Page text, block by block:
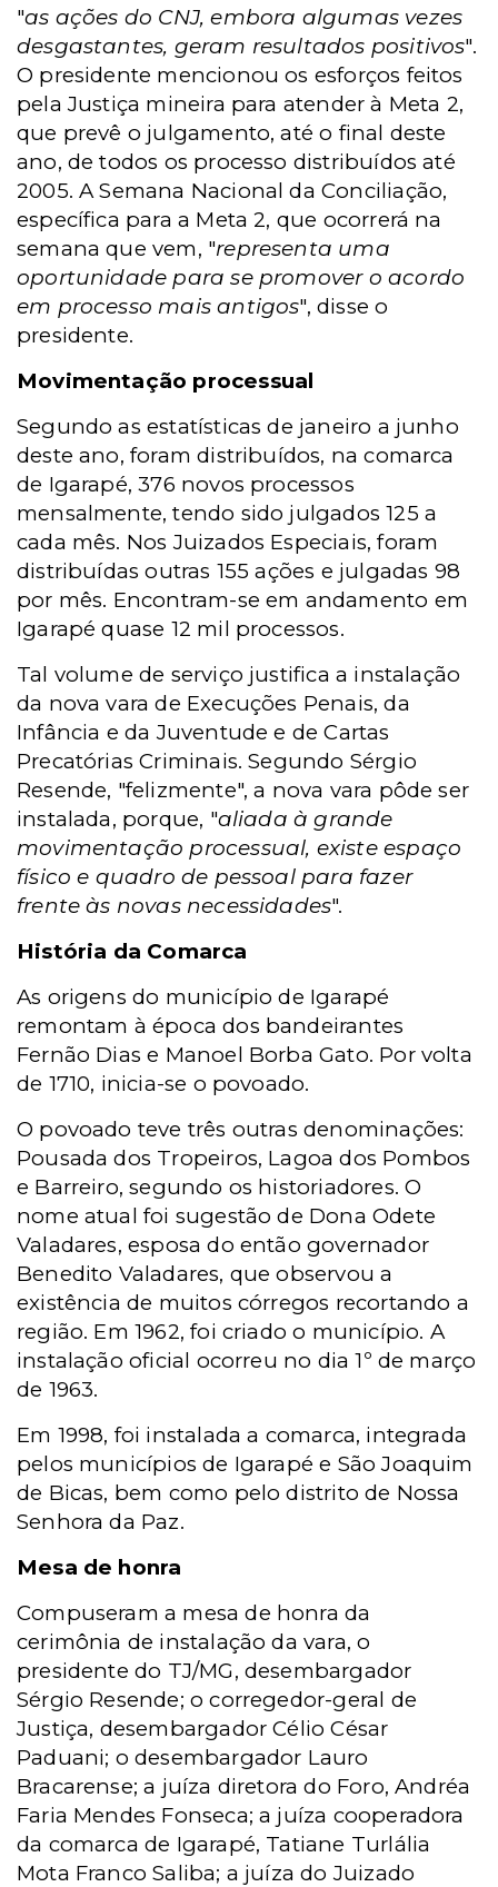
"as ações do CNJ, embora algumas vezes
desgastantes, geram resultados positivos".
O presidente mencionou os esforços feitos
pela Justiça mineira para atender à Meta 2,
que prevê o julgamento, até o final deste
ano, de todos os processo distribuídos até
2005. A Semana Nacional da Conciliação,
específica para a Meta 2, que ocorrerá na
semana que vem, "representa uma
oportunidade para se promover o acordo
em processo mais antigos", disse o
presidente.
Movimentação processual
Segundo as estatísticas de janeiro a junho
deste ano, foram distribuídos, na comarca
de Igarapé, 376 novos processos
mensalmente, tendo sido julgados 125 a
cada mês. Nos Juizados Especiais, foram
distribuídas outras 155 ações e julgadas 98
por mês. Encontram-se em andamento em
Igarapé quase 12 mil processos.
Tal volume de serviço justifica a instalação
da nova vara de Execuções Penais, da
Infância e da Juventude e de Cartas
Precatórias Criminais. Segundo Sérgio
Resende, "felizmente", a nova vara pôde ser
instalada, porque, "aliada à grande
movimentação processual, existe espaço
físico e quadro de pessoal para fazer
frente às novas necessidades".
História da Comarca
As origens do município de Igarapé
remontam à época dos bandeirantes
Fernão Dias e Manoel Borba Gato. Por volta
de 1710, inicia-se o povoado.
O povoado teve três outras denominações:
Pousada dos Tropeiros, Lagoa dos Pombos
e Barreiro, segundo os historiadores. O
nome atual foi sugestão de Dona Odete
Valadares, esposa do então governador
Benedito Valadares, que observou a
existência de muitos córregos recortando a
região. Em 1962, foi criado o município. A
instalação oficial ocorreu no dia 1º de março
de 1963.
Em 1998, foi instalada a comarca, integrada
pelos municípios de Igarapé e São Joaquim
de Bicas, bem como pelo distrito de Nossa
Senhora da Paz.
Mesa de honra
Compuseram a mesa de honra da
cerimônia de instalação da vara, o
presidente do TJ/MG, desembargador
Sérgio Resende; o corregedor-geral de
Justiça, desembargador Célio César
Paduani; o desembargador Lauro
Bracarense; a juíza diretora do Foro, Andréa
Faria Mendes Fonseca; a juíza cooperadora
da comarca de Igarapé, Tatiane Turlália
Mota Franco Saliba; a juíza do Juizado